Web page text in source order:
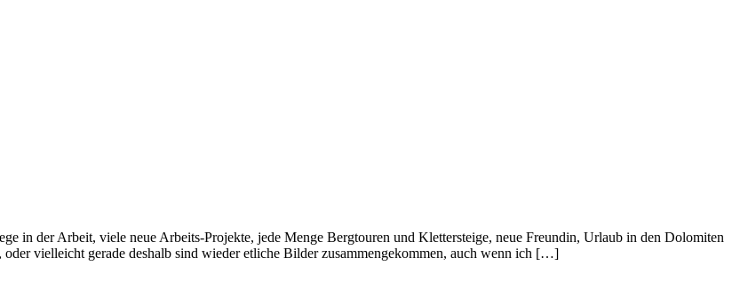
in der Arbeit, viele neue Arbeits-Projekte, jede Menge Bergtouren und Klettersteige, neue Freundin, Urlaub in den Dolomiten
vielleicht gerade deshalb sind wieder etliche Bilder zusammengekommen, auch wenn ich […]